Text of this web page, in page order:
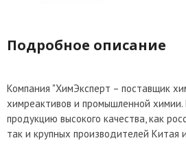
Подробное описание
Компания "ХимЭксперт – поставщик
химреактивов и промышленной
продукцию высокого качества, как
так и крупных производителей Китая